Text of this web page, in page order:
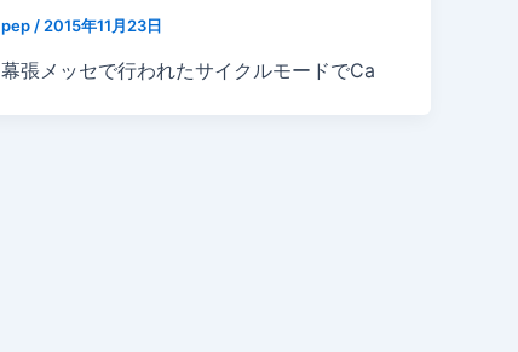
pep / 2015年11月23日
幕張メッセで行われたサイクルモードでCa